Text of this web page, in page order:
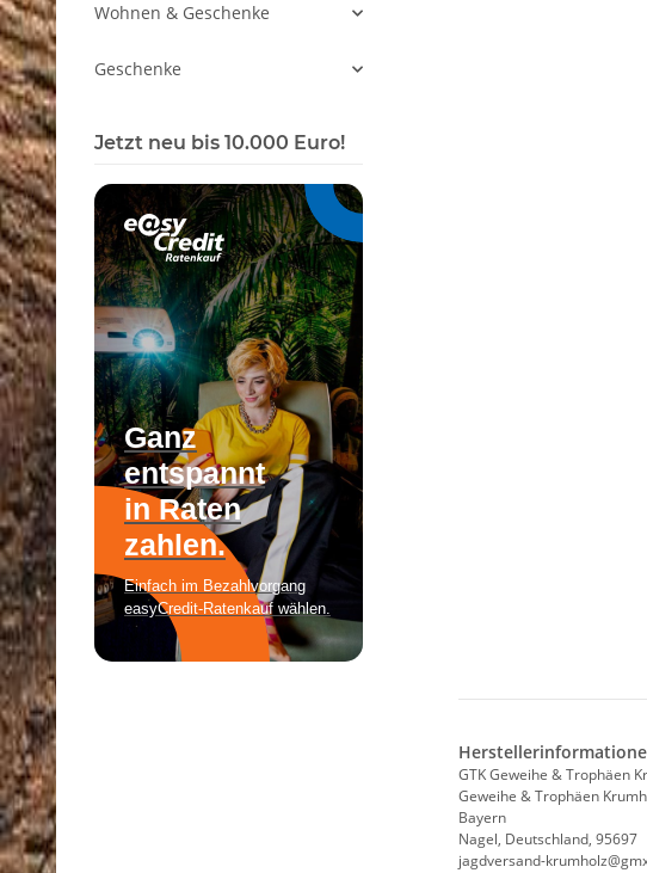
GTK Geweihe & Trophäen
Geweihe & Trophäen
Bayern
Nagel, Deutschland, 95697
jagdversand-
Wohnen & Geschenke
Geschenke
Jetzt neu bis 10.000 Euro!